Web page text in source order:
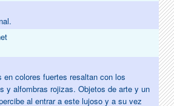
en colores fuertes resaltan con los
y alfombras rojizas. Objetos de arte y un
al entrar a este lujoso y a su vez